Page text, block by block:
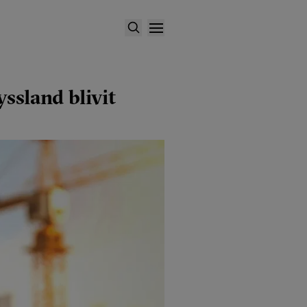
blivit